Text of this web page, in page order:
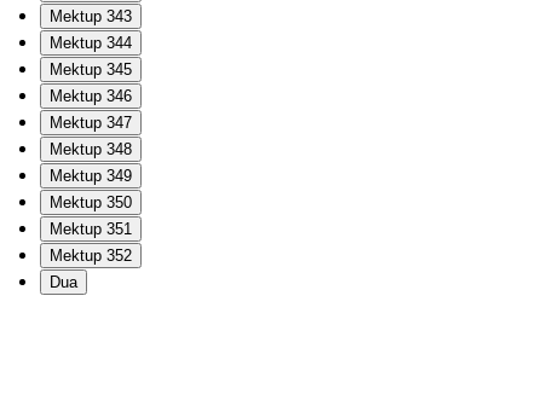
Mektup 343
Mektup 344
Mektup 345
Mektup 346
Mektup 347
Mektup 348
Mektup 349
Mektup 350
Mektup 351
Mektup 352
Dua